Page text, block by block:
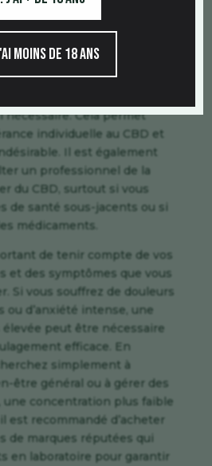
de CBD, il est
par une
Cela permet
individuelle au CBD et
Il est également
un professionnel de la
du CBD, surtout si vous
de santé sous-jacents ou si
médicaments.
de tenir compte de vos
et des symptômes que vous
Si vous souffrez de douleurs
ou d’anxiété intense, une
peut être nécessaire
efficace. En
simplement à
être général ou à gérer des
une concentration plus faible
est recommandé d’acheter
de marques réputées qui
en laboratoire pour garantir
moins de 18 ans